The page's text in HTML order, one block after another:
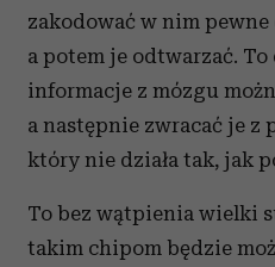
zakodować w nim
a potem je odtwarzać. To
informacje z mózgu
a następnie zwracać je z
który nie działa tak, jak
To bez wątpienia wielki
takim chipom będzie